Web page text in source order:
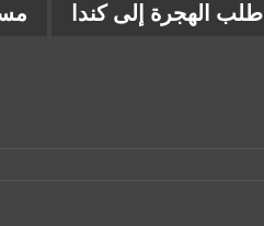
طلب الهجرة إلى كندا